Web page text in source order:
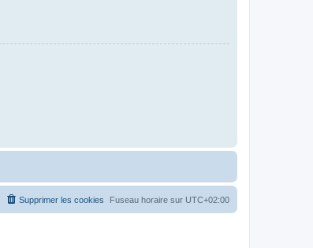
Fuseau horaire sur UTC+02:00
Supprimer les cookies